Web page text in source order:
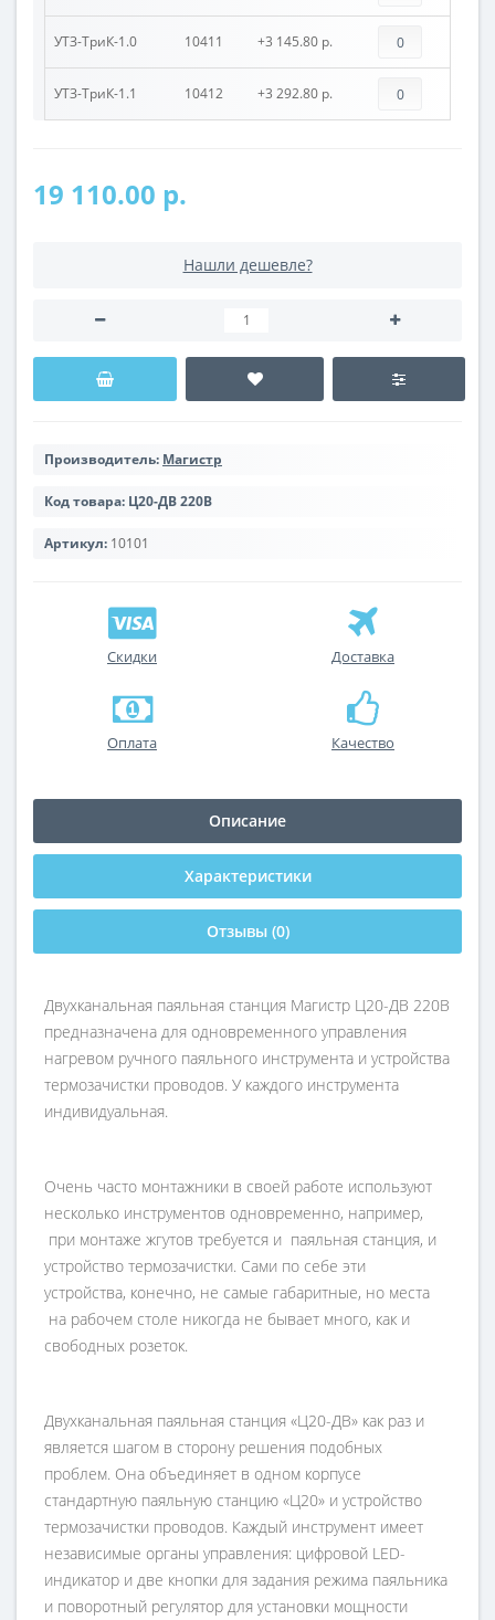
УТЗ-ТриК-1.0 10411 +3 145.80 р.
УТЗ-ТриК-1.1 10412 +3 292.80 р.
19 110.00 р.
Нашли дешевле?
Производитель: Магистр
Код товара: Ц20-ДВ 220В
Артикул: 10101
Скидки Доставка
Оплата Качество
Описание
Характеристики
Отзывы (0)
Двухканальная паяльная станция Магистр Ц20-ДВ 220В
предназначена для одновременного управления
нагревом ручного паяльного инструмента и устройства
термозачистки проводов. У каждого инструмента
индивидуальная.
Очень часто монтажники в своей работе используют
несколько инструментов одновременно, например,
при монтаже жгутов требуется и паяльная станция, и
устройство термозачистки. Сами по себе эти
устройства, конечно, не самые габаритные, но места
на рабочем столе никогда не бывает много, как и
свободных розеток.
Двухканальная паяльная станция «Ц20-ДВ» как раз и
является шагом в сторону решения подобных
проблем. Она объединяет в одном корпусе
стандартную паяльную станцию «Ц20» и устройство
термозачистки проводов. Каждый инструмент имеет
независимые органы управления: цифровой LED-
индикатор и две кнопки для задания режима паяльника
и поворотный регулятор для установки мощности